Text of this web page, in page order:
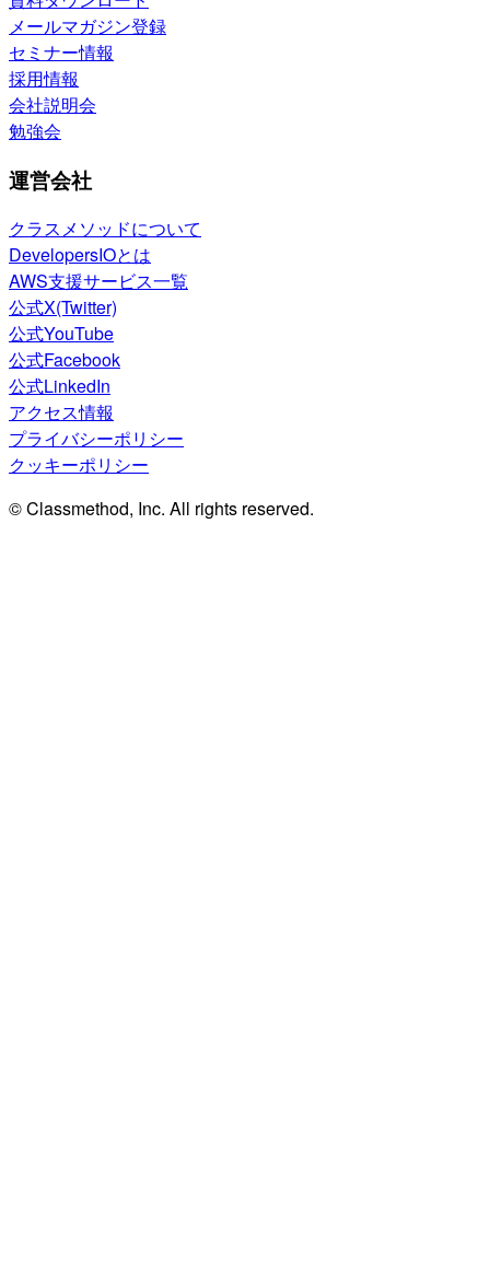
メールマガジン登録
セミナー情報
採用情報
会社説明会
勉強会
運営会社
クラスメソッドについて
DevelopersIOとは
AWS支援サービス一覧
公式X(Twitter)
公式YouTube
公式Facebook
公式LinkedIn
アクセス情報
プライバシーポリシー
クッキーポリシー
© Classmethod, Inc. All rights reserved.